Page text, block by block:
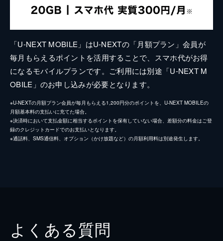
「U-NEXT MOBILE」はU-NEXTの「月額プラン」会員が
毎月もらえるポイントを活用することで、スマホ代がお得
になるモバイルプランです。ご利用には別途「U-NEXT M
OBILE」のお申し込みが必要となります。
※U-NEXTの月額プラン会員が毎月もらえる1,200円分のポイントを、U-NEXT MOBILEの
月額基本料の支払いに充てた場合。
※決済時において支払金額に相当するポイントを保有していない場合、差額分の料金はご登
録のクレジットカードでのお支払いとなります。
※通話料、SMS通信料、オプション（かけ放題など）の月額利用料は別途発生します。
よくある質問